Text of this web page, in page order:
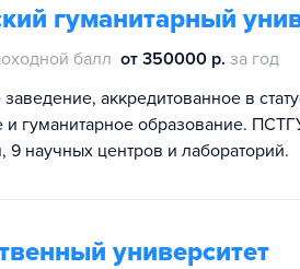
гуманитарный
балл от 350000 р. за год
аккредитованное в
гуманитарное образование.
9 научных центров и лабораторий.
университет